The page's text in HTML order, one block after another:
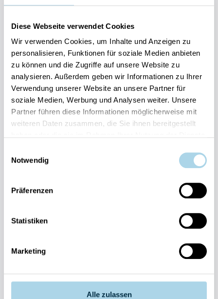
Diese Webseite verwendet Cookies
Wir verwenden Cookies, um Inhalte und Anzeigen zu
personalisieren, Funktionen für soziale Medien anbieten
zu können und die Zugriffe auf unsere Website zu
analysieren. Außerdem geben wir Informationen zu Ihrer
Verwendung unserer Website an unsere Partner für
soziale Medien, Werbung und Analysen weiter. Unsere
Partner führen diese Informationen möglicherweise mit
weiteren Daten zusammen, die Sie ihnen bereitgestellt
Notwendig
Präferenzen
Statistiken
Marketing
Alle zulassen
4
2 Bewertungen
Entdecken
Next
Binz, Ostseebad